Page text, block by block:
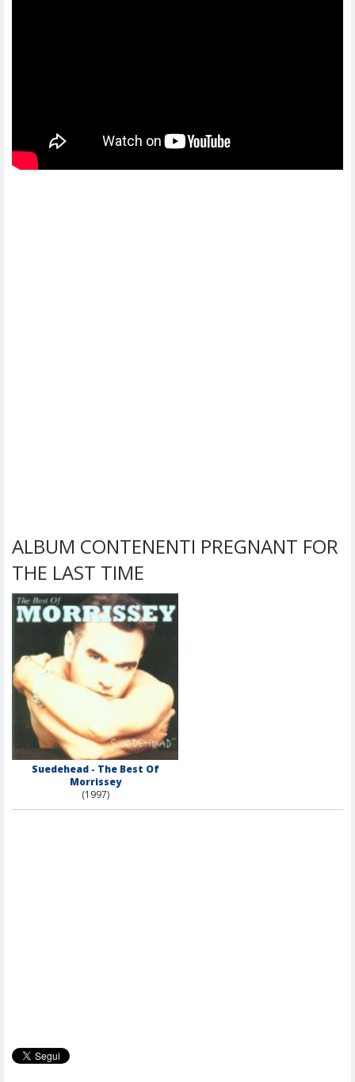
ALBUM CONTENENTI PREGNANT FOR
THE LAST TIME
Suedehead - The Best Of
Morrissey
(1997)